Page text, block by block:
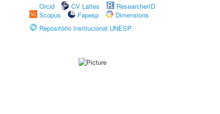
Orcid
CV Lattes
ResearcherID
Scopus
Fapesp
Dimensions
Repositório Institucional UNESP